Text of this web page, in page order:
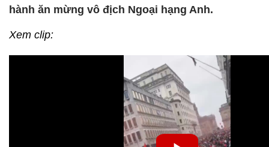
hành ăn mừng vô địch Ngoại hạng Anh.
Xem clip: